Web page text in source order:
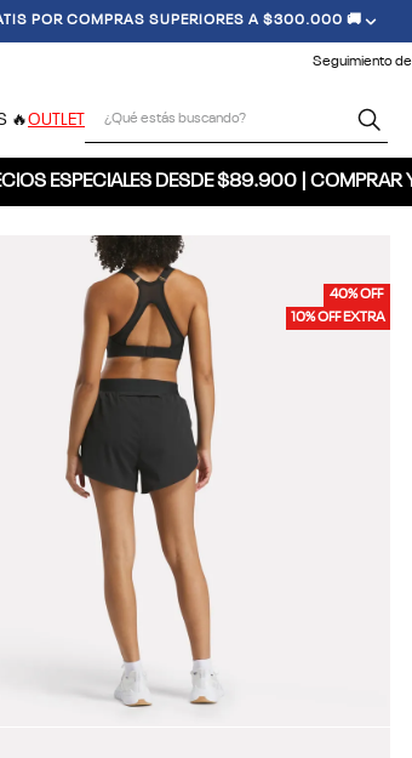
POR COMPRAS SUPERIORES A $300.000 🚚
Seguimiento
🔥OUTLET
ESPECIALES DESDE $89.900 | COMPRAR
40% OFF
10% OFF EXTRA